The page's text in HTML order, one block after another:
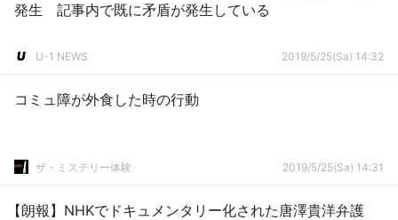
発生 記事内で既に矛盾が発生している
U-1 NEWS 2019/5/25(Sa) 14:32
コミュ障が外食した時の行動
ザ・ミステリー体験 2019/5/25(Sa) 14:31
【朗報】NHKでドキュメンタリー化された唐澤貴洋弁護